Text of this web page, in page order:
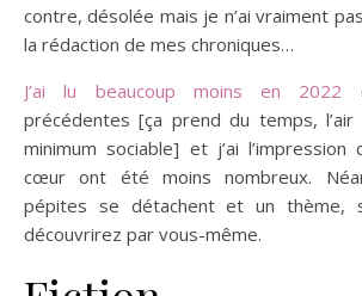
contre, désolée mais je n’ai vraiment
la rédaction de mes chroniques…
J’ai lu beaucoup moins en 2022
précédentes [ça prend du temps,
minimum sociable] et j’ai
cœur ont été moins nombreux.
pépites se détachent et un thème,
découvrirez par vous-même.